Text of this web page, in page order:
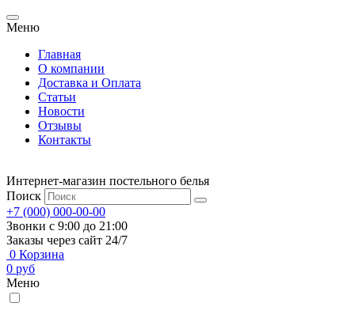
Меню
Главная
О компании
Доставка и Оплата
Статьи
Новости
Отзывы
Контакты
Интернет-магазин постельного белья
Поиск
+7 (000) 000-00-00
Звонки с 9:00 до 21:00
Заказы через сайт 24/7
0 Корзина
0 руб
Меню